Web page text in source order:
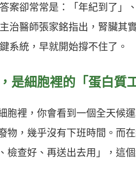
案卻常常是：「年紀到了」
治醫師張家銘指出，腎臟其
系統，早就開始撐不住了。
是細胞裡的「蛋白質
胞裡，你會看到一個全天候
物，幾乎沒有下班時間。而
檢查好、再送出去用」，這